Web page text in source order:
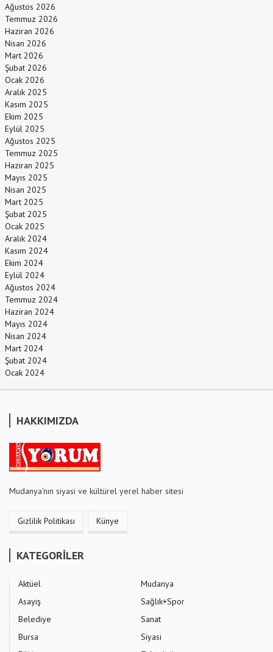
Ağustos 2026
Temmuz 2026
Haziran 2026
Nisan 2026
Mart 2026
Şubat 2026
Ocak 2026
Aralık 2025
Kasım 2025
Ekim 2025
Eylül 2025
Ağustos 2025
Temmuz 2025
Haziran 2025
Mayıs 2025
Nisan 2025
Mart 2025
Şubat 2025
Ocak 2025
Aralık 2024
Kasım 2024
Ekim 2024
Eylül 2024
Ağustos 2024
Temmuz 2024
Haziran 2024
Mayıs 2024
Nisan 2024
Mart 2024
Şubat 2024
Ocak 2024
HAKKIMIZDA
Mudanya'nın siyasi ve kültürel yerel haber sitesi
Gizlilik Politikası Künye
KATEGORİLER
Aktüel
Asayiş
Belediye
Bursa
Mudanya
Sağlık+Spor
Sanat
Siyasi